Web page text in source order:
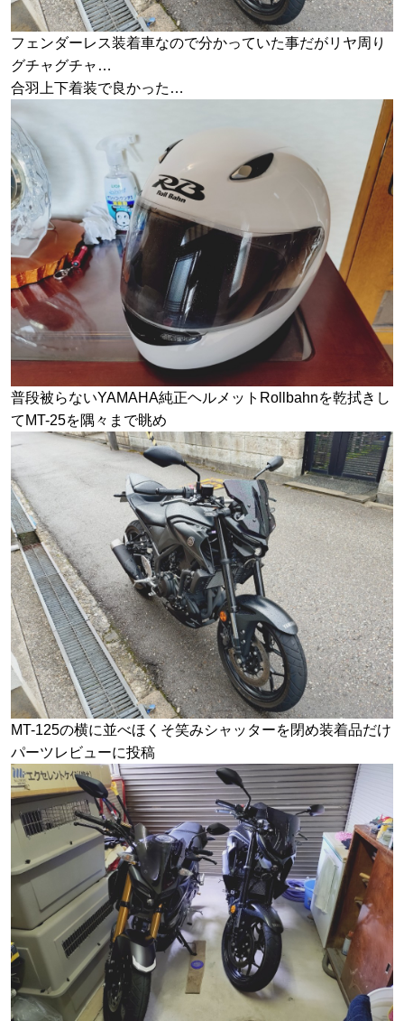
フェンダーレス装着車なので分かっていた事だがリヤ周り
グチャグチャ…
合羽上下着装で良かった…
普段被らないYAMAHA純正ヘルメットRollbahnを乾拭きし
てMT-25を隅々まで眺め
MT-125の横に並べほくそ笑みシャッターを閉め装着品だけ
パーツレビューに投稿